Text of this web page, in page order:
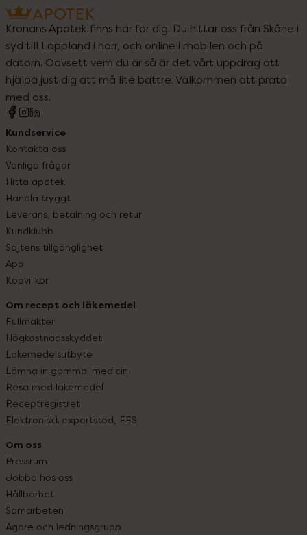
Kronans Apotek finns här för dig. Du hittar oss från Skåne i
syd till Lappland i norr, och online i mobilen och på
datorn. Oavsett vem du är så är det vårt uppdrag att
hjälpa just dig att må lite bättre. Välkommen att prata
med oss.
Kundservice
Kontakta oss
Vanliga frågor
Hitta apotek
Handla tryggt
Leverans, betalning och retur
Kundklubb
Sajtens tillgänglighet
App
Köpvillkor
Om recept och läkemedel
Fullmakter
Högkostnadsskyddet
Läkemedelsutbyte
Lämna in gammal medicin
Resa med läkemedel
Receptregistret
Elektroniskt expertstöd, EES
Om oss
Pressrum
Jobba hos oss
Hållbarhet
Samarbeten
Ägare och ledningsgrupp